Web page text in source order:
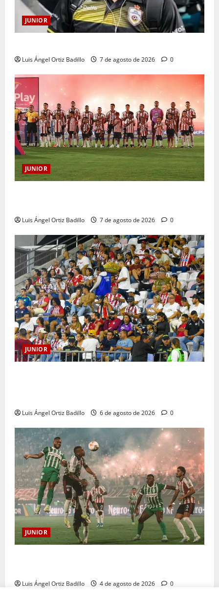
JUNIOR
Luis Ángel Ortiz Badillo 7 de agosto de 2026 0
JUNIOR
Luis Ángel Ortiz Badillo 7 de agosto de 2026 0
JUNIOR
Luis Ángel Ortiz Badillo 6 de agosto de 2026 0
JUNIOR
Luis Ángel Ortiz Badillo 4 de agosto de 2026 0